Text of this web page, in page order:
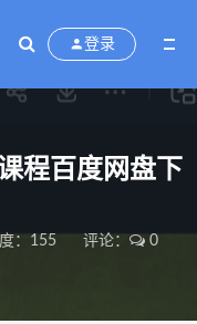
登录
程百度网盘下
：155 评论： 0